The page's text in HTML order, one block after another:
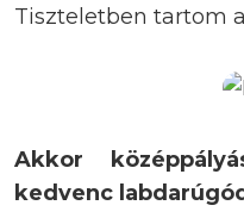
Tiszteletben tartom
Akkor
kedvenc